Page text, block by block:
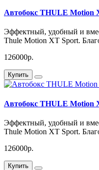
Автобокс THULE Motion
Эффектный, удобный и
Thule Motion XT Sport.
126000р.
Купить
Автобокс THULE Motion
Эффектный, удобный и
Thule Motion XT Sport.
126000р.
Купить